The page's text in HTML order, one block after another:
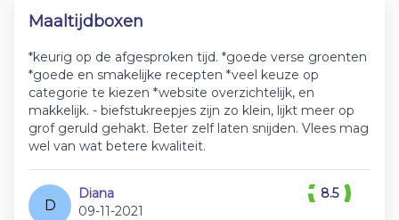
Maaltijdboxen
*keurig op de afgesproken tijd. *goede verse groenten
*goede en smakelijke recepten *veel keuze op
categorie te kiezen *website overzichtelijk, en
makkelijk. - biefstukreepjes zijn zo klein, lijkt meer op
grof geruld gehakt. Beter zelf laten snijden. Vlees mag
wel van wat betere kwaliteit.
D
Diana
09-11-2021
8.5